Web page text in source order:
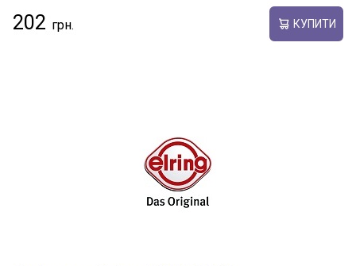
202 КУПИТИ